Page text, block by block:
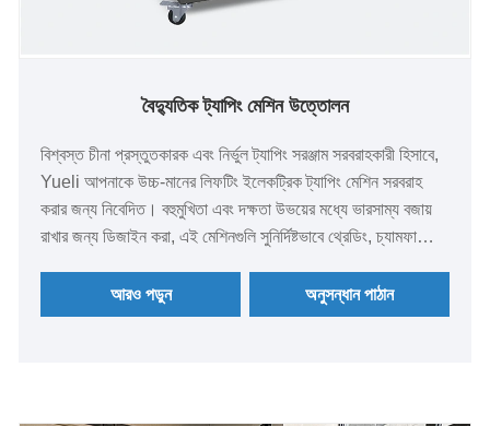
বৈদ্যুতিক ট্যাপিং মেশিন উত্তোলন
বিশ্বস্ত চীনা প্রস্তুতকারক এবং নির্ভুল ট্যাপিং সরঞ্জাম সরবরাহকারী হিসাবে,
Yueli আপনাকে উচ্চ-মানের লিফটিং ইলেকট্রিক ট্যাপিং মেশিন সরবরাহ
করার জন্য নিবেদিত। বহুমুখিতা এবং দক্ষতা উভয়ের মধ্যে ভারসাম্য বজায়
রাখার জন্য ডিজাইন করা, এই মেশিনগুলি সুনির্দিষ্টভাবে থ্রেডিং, চ্যামফারিং
উত্পাদন এবং কর্মশালার পরিবেশের জন্য উপযুক্ত করে তোলে।
আরও পড়ুন অনুসন্ধান পাঠান